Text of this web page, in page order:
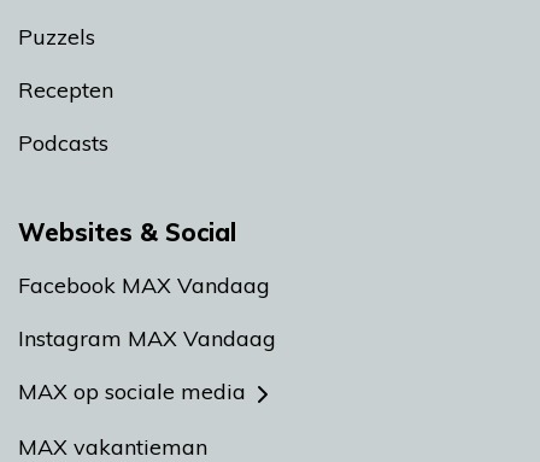
Puzzels
Recepten
Podcasts
Websites & Social
Facebook MAX Vandaag
Instagram MAX Vandaag
MAX op sociale media
MAX vakantieman